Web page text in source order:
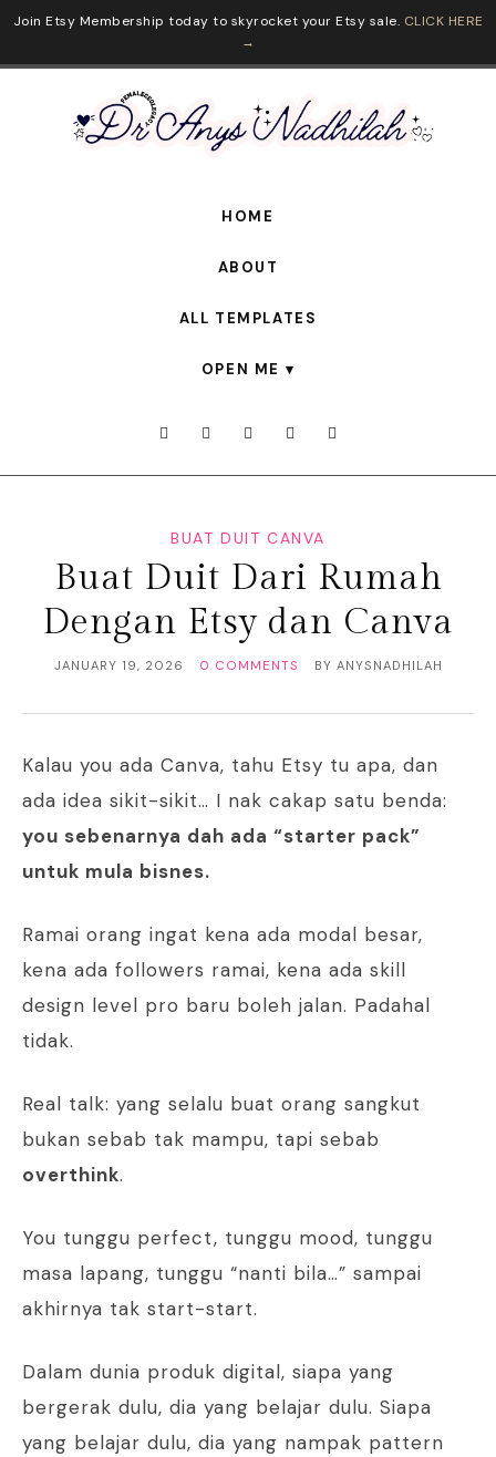
Join Etsy Membership today to skyrocket your Etsy sale. CLICK HERE
→
HOME
ABOUT
ALL TEMPLATES
OPEN ME
BUAT DUIT CANVA
Buat Duit Dari Rumah
Dengan Etsy dan Canva
JANUARY 19, 2026 0 COMMENTS BY ANYSNADHILAH
Kalau you ada Canva, tahu Etsy tu apa, dan
ada idea sikit-sikit… I nak cakap satu benda:
you sebenarnya dah ada “starter pack”
untuk mula bisnes.
Ramai orang ingat kena ada modal besar,
kena ada followers ramai, kena ada skill
design level pro baru boleh jalan. Padahal
tidak.
Real talk: yang selalu buat orang sangkut
bukan sebab tak mampu, tapi sebab
overthink.
You tunggu perfect, tunggu mood, tunggu
masa lapang, tunggu “nanti bila…” sampai
akhirnya tak start-start.
Dalam dunia produk digital, siapa yang
bergerak dulu, dia yang belajar dulu. Siapa
yang belajar dulu, dia yang nampak pattern